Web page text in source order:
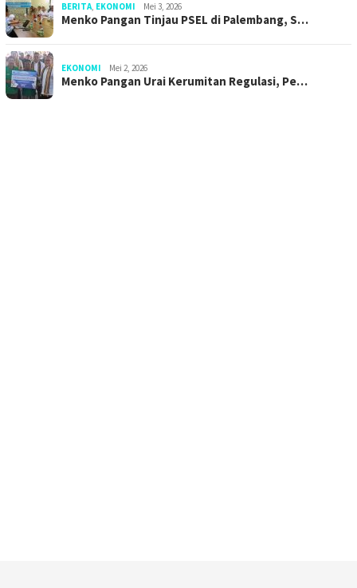
BERITA, EKONOMI Mei 3, 2026
Menko Pangan Tinjau PSEL di Palembang, S…
EKONOMI Mei 2, 2026
Menko Pangan Urai Kerumitan Regulasi, Pe…